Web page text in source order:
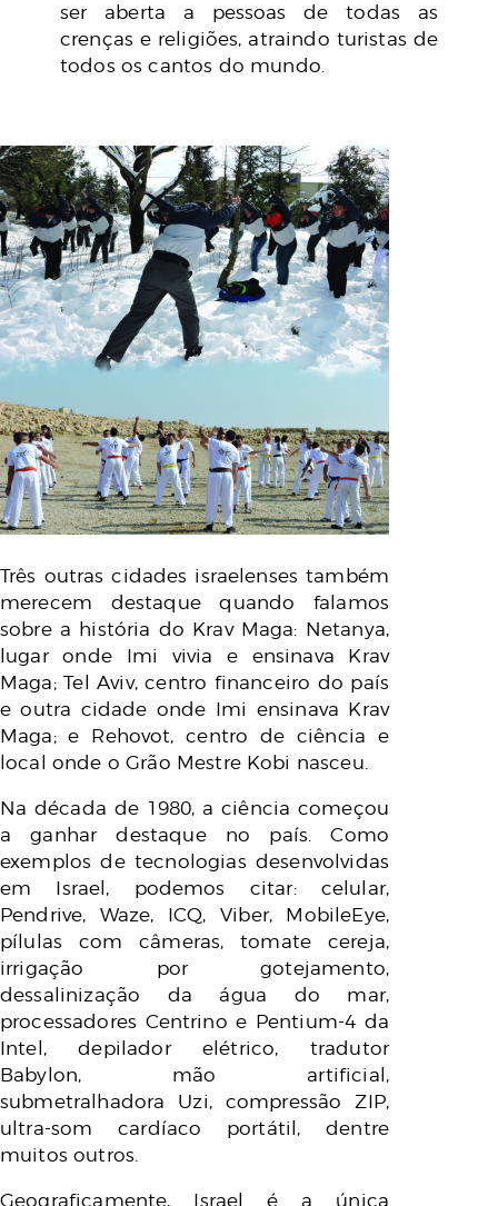
ser aberta a pessoas de todas as
crenças e religiões, atraindo turistas de
todos os cantos do mundo.
Três outras cidades israelenses também
merecem destaque quando falamos
sobre a história do Krav Maga: Netanya,
lugar onde Imi vivia e ensinava Krav
Maga; Tel Aviv, centro financeiro do país
e outra cidade onde Imi ensinava Krav
Maga; e Rehovot, centro de ciência e
local onde o Grão Mestre Kobi nasceu.
Na década de 1980, a ciência começou
a ganhar destaque no país. Como
exemplos de tecnologias desenvolvidas
em Israel, podemos citar: celular,
Pendrive, Waze, ICQ, Viber, MobileEye,
pílulas com câmeras, tomate cereja,
irrigação por gotejamento,
dessalinização da água do mar,
processadores Centrino e Pentium-4 da
Intel, depilador elétrico, tradutor
Babylon, mão artificial,
submetralhadora Uzi, compressão ZIP,
ultra-som cardíaco portátil, dentre
muitos outros.
Geograficamente, Israel é a única